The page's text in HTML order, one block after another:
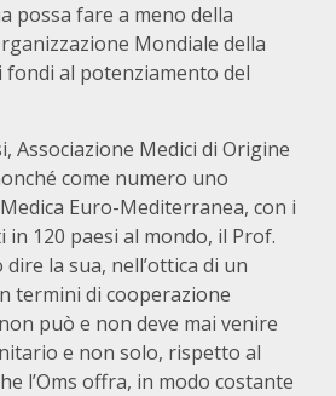
possa fare a meno della
Mondiale della
fondi al potenziamento del
Associazione Medici di Origine
come numero uno
Euro-Mediterranea, con i
120 paesi al mondo, il Prof.
la sua, nell’ottica di un
termini di cooperazione
può e non deve mai venire
e non solo, rispetto al
l’Oms offra, in modo costante